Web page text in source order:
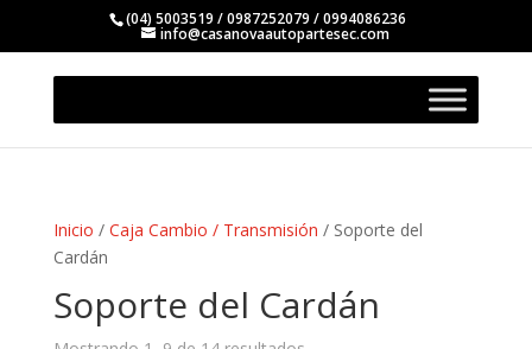
(04) 5003519 / 0987252079 / 0994086236
info@casanovaautopartesec.com
Inicio / Caja Cambio / Transmisión / Soporte del
Cardán
Soporte del Cardán